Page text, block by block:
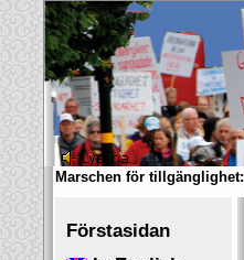
Marschen för tillgänglighet:
Förstasidan